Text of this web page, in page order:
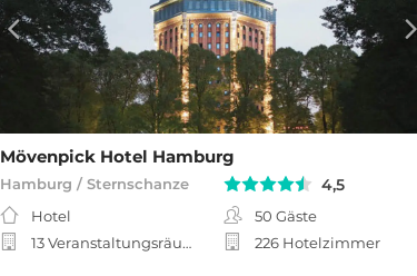
Mövenpick Hotel Hamburg
Hamburg / Sternschanze 4,5
Hotel
13 Veranstaltungsräume
50 Gäste
226 Hotelzimmer